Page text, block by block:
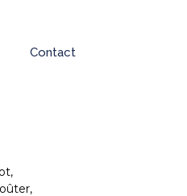
Contact